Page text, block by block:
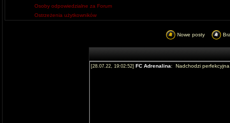
Osoby odpowiedzialne za Forum
Ostrzeżenia użytkowników
Nowe posty